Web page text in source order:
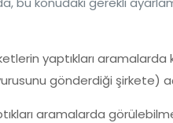
yaptıkları
gönderdiği şirkete)
aramalarda